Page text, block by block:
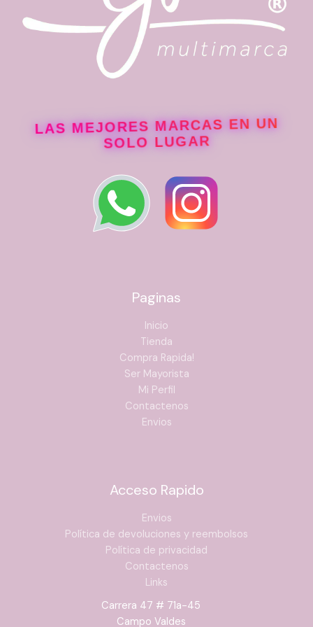
LAS MEJORES MARCAS EN UN
SOLO LUGAR
Paginas
Inicio
Tienda
Compra Rapida!
Ser Mayorista
Mi Perfil
Contactenos
Envios
Acceso Rapido
Envios
Política de devoluciones y reembolsos
Política de privacidad
Contactenos
Links
Carrera 47 # 71a-45
Campo Valdes